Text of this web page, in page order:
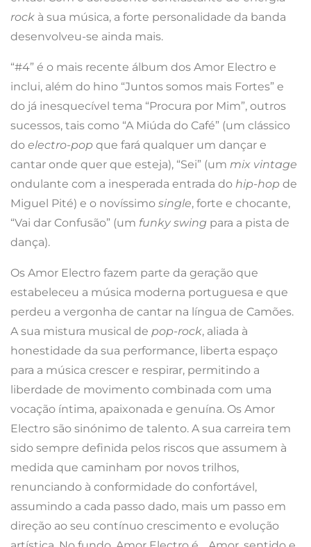
rock à sua música, a forte personalidade da banda
desenvolveu-se ainda mais.
“#4” é o mais recente álbum dos Amor Electro e
inclui, além do hino “Juntos somos mais Fortes” e
do já inesquecível tema “Procura por Mim”, outros
sucessos, tais como “A Miúda do Café” (um clássico
do electro-pop que fará qualquer um dançar e
cantar onde quer que esteja), “Sei” (um mix vintage
ondulante com a inesperada entrada do hip-hop de
Miguel Pité) e o novíssimo single, forte e chocante,
“Vai dar Confusão” (um funky swing para a pista de
dança).
Os Amor Electro fazem parte da geração que
estabeleceu a música moderna portuguesa e que
perdeu a vergonha de cantar na língua de Camões.
A sua mistura musical de pop-rock, aliada à
honestidade da sua performance, liberta espaço
para a música crescer e respirar, permitindo a
liberdade de movimento combinada com uma
vocação íntima, apaixonada e genuína. Os Amor
Electro são sinónimo de talento. A sua carreira tem
sido sempre definida pelos riscos que assumem à
medida que caminham por novos trilhos,
renunciando à conformidade do confortável,
assumindo a cada passo dado, mais um passo em
direção ao seu contínuo crescimento e evolução